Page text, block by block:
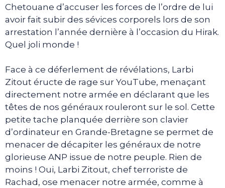
Chetouane d’accuser les forces de l’ordre de lui
avoir fait subir des sévices corporels lors de son
arrestation l’année dernière à l’occasion du Hirak.
Quel joli monde !
Face à ce déferlement de révélations, Larbi
Zitout éructe de rage sur YouTube, menaçant
directement notre armée en déclarant que les
têtes de nos généraux rouleront sur le sol. Cette
petite tache planquée derrière son clavier
d’ordinateur en Grande-Bretagne se permet de
menacer de décapiter les généraux de notre
glorieuse ANP issue de notre peuple. Rien de
moins ! Oui, Larbi Zitout, chef terroriste de
Rachad, ose menacer notre armée, comme à